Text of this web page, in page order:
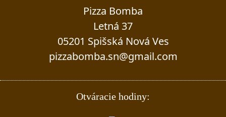
Pizza Bomba
Letná 37
05201 Spišská Nová Ves
pizzabomba.sn@gmail.com
Otváracie hodiny: